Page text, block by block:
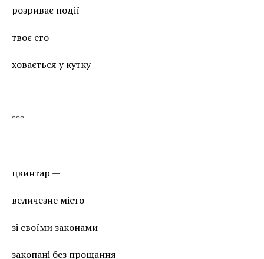
розриває події
твоє его
ховається у кутку
***
цвинтар —
величезне місто
зі своїми законами
закопані без прощання